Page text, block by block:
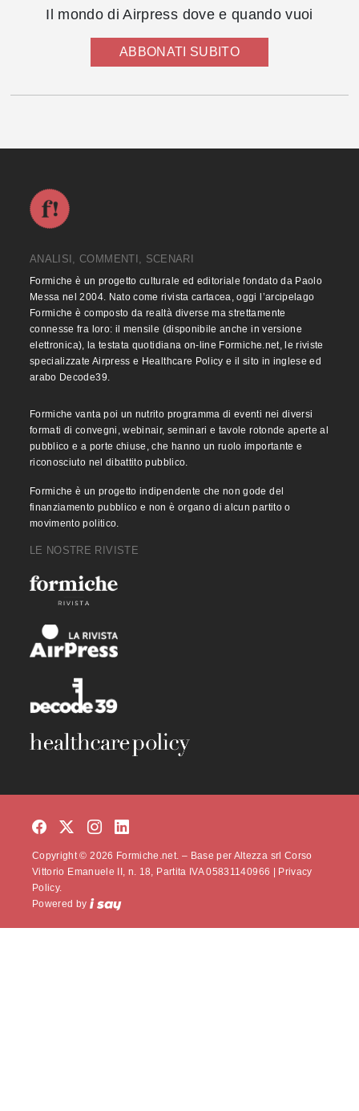
Il mondo di Airpress dove e quando vuoi
ABBONATI SUBITO
ANALISI, COMMENTI, SCENARI
Formiche è un progetto culturale ed editoriale fondato da Paolo
Messa nel 2004. Nato come rivista cartacea, oggi l’arcipelago
Formiche è composto da realtà diverse ma strettamente
connesse fra loro: il mensile (disponibile anche in versione
elettronica), la testata quotidiana on-line Formiche.net, le riviste
specializzate Airpress e Healthcare Policy e il sito in inglese ed
arabo Decode39.
Formiche vanta poi un nutrito programma di eventi nei diversi
formati di convegni, webinair, seminari e tavole rotonde aperte al
pubblico e a porte chiuse, che hanno un ruolo importante e
riconosciuto nel dibattito pubblico.
Formiche è un progetto indipendente che non gode del
finanziamento pubblico e non è organo di alcun partito o
movimento politico.
LE NOSTRE RIVISTE
Copyright © 2026 Formiche.net. – Base per Altezza srl Corso
Vittorio Emanuele II, n. 18, Partita IVA 05831140966 | Privacy
Policy.
Powered by